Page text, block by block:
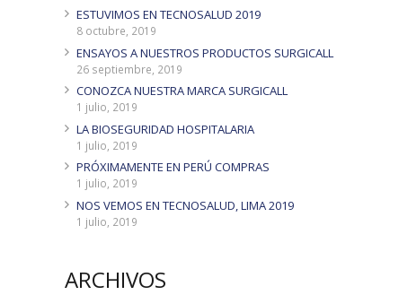
ESTUVIMOS EN TECNOSALUD 2019
8 octubre, 2019
ENSAYOS A NUESTROS PRODUCTOS SURGICALL
26 septiembre, 2019
CONOZCA NUESTRA MARCA SURGICALL
1 julio, 2019
LA BIOSEGURIDAD HOSPITALARIA
1 julio, 2019
PRÓXIMAMENTE EN PERÚ COMPRAS
1 julio, 2019
NOS VEMOS EN TECNOSALUD, LIMA 2019
1 julio, 2019
ARCHIVOS